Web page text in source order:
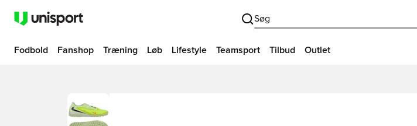
Søg
Fodbold Fanshop Træning Løb Lifestyle Teamsport Tilbud Outlet